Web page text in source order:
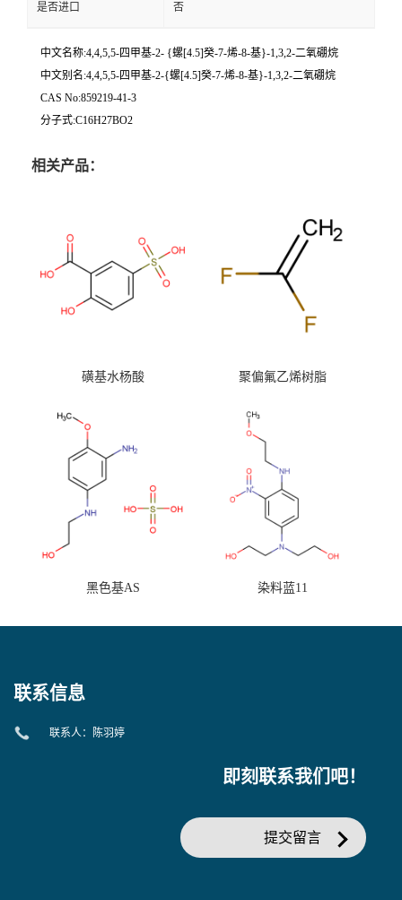
是否进口 否
中文名称:4,4,5,5-四甲基-2- {螺[4.5]癸-7-烯-8-基}-1,3,2-二氧硼烷
中文别名:4,4,5,5-四甲基-2-{螺[4.5]癸-7-烯-8-基}-1,3,2-二氧硼烷
CAS No:859219-41-3
分子式:C16H27BO2
相关产品：
磺基水杨酸 聚偏氟乙烯树脂
黑色基AS 染料蓝11
联系信息
联系人：陈羽婷
即刻联系我们吧！
提交留言